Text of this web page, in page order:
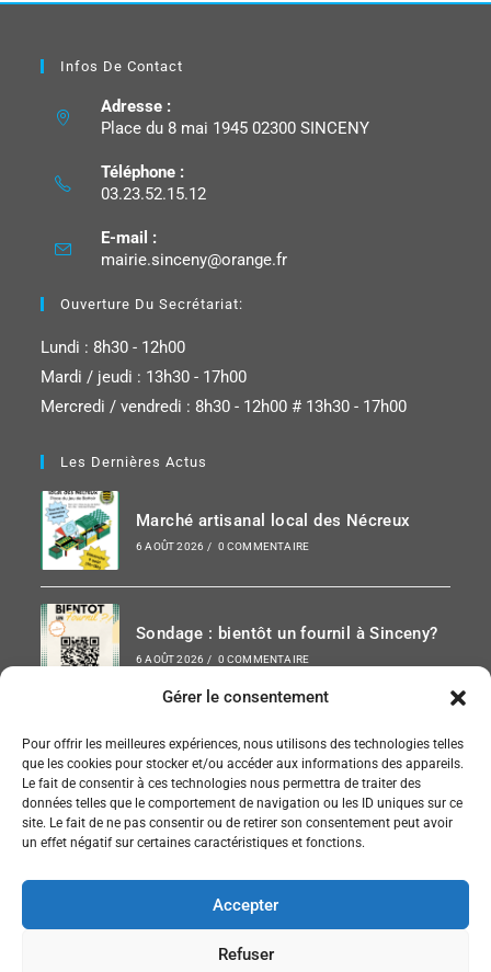
Gérer le consentement
Pour offrir les meilleures expériences, nous utilisons des technologies telles
que les cookies pour stocker et/ou accéder aux informations des appareils.
Le fait de consentir à ces technologies nous permettra de traiter des
données telles que le comportement de navigation ou les ID uniques sur ce
site. Le fait de ne pas consentir ou de retirer son consentement peut avoir
un effet négatif sur certaines caractéristiques et fonctions.
Accepter
Refuser
Infos De Contact
Adresse :
Place du 8 mai 1945 02300 SINCENY
Téléphone :
03.23.52.15.12
E-mail :
mairie.sinceny@orange.fr
Ouverture Du Secrétariat:
Lundi : 8h30 - 12h00
Mardi / jeudi : 13h30 - 17h00
Mercredi / vendredi : 8h30 - 12h00 # 13h30 - 17h00
Les Dernières Actus
Marché artisanal local des Nécreux
6 AOÛT 2026 / 0 COMMENTAIRE
Sondage : bientôt un fournil à Sinceny?
6 AOÛT 2026 / 0 COMMENTAIRE
Paris-Chauny 2026
6 AOÛT 2026 / 0 COMMENTAIRE
SUIVEZ NOUS SUR FACEBOOK